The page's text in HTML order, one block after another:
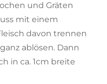
und Gräten
mit einem
davon trennen
ablösen. Dann
in ca. 1cm breite